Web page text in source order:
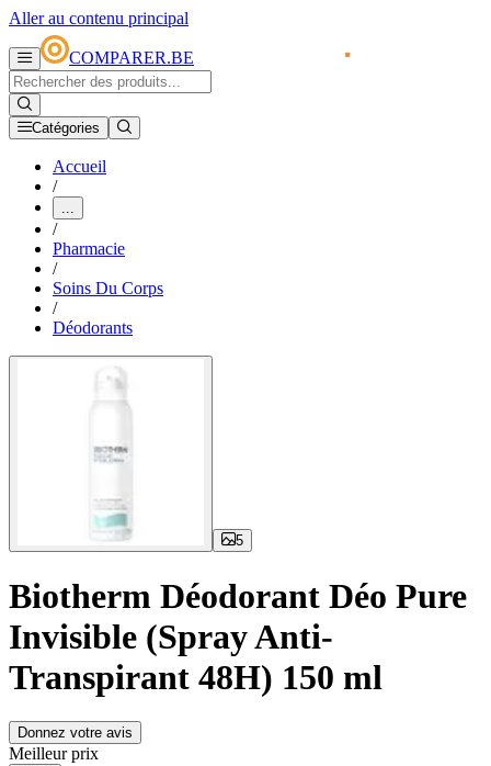
Aller au contenu principal
COMPARER.BE
Catégories
Accueil
/
...
/
Pharmacie
/
Soins Du Corps
/
Déodorants
5
Biotherm Déodorant Déo Pure
Invisible (Spray Anti-
Transpirant 48H) 150 ml
Donnez votre avis
Meilleur prix